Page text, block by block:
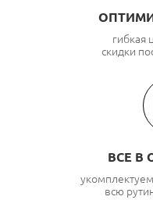
гибкая
скидки
ВСЕ В
всю